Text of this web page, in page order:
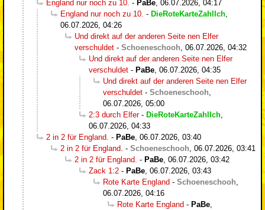
England nur noch zu 10. - PaBe 06.07.2026, 04:17
England nur noch zu 10. - DieRoteKarteZahlIch
06.07.2026, 04:26
Und direkt auf der anderen Seite nen Elfer
verschuldet - Schoeneschooh 06.07.2026, 04:32
Und direkt auf der anderen Seite nen Elfer
verschuldet - PaBe 06.07.2026, 04:35
Und direkt auf der anderen Seite nen Elfer
verschuldet - Schoeneschooh
06.07.2026, 05:00
2:3 durch Elfer- DieRoteKarteZahlIch
06.07.2026, 04:33
2 in 2 für England. - PaBe 06.07.2026, 03:40
2 in 2 für England. - Schoeneschooh 06.07.2026, 03:41
2 in 2 für England. - PaBe 06.07.2026, 03:42
Zack 1:2 - PaBe 06.07.2026, 03:43
Rote Karte England - Schoeneschooh
06.07.2026, 04:16
Rote Karte England - PaBe